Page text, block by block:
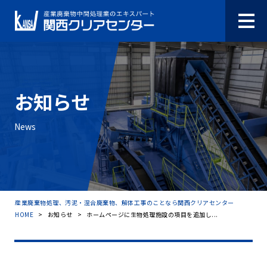
お知らせ
News
産業廃棄物処理、汚泥・混合廃棄物、解体工事のことなら関西クリアセンター
HOME > お知らせ > ホームページに生物処理施設の項目を追加し...